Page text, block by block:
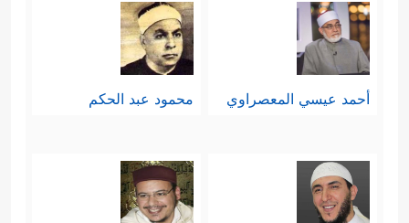
أحمد عيسي المعصراوي محمود عبد الحكم